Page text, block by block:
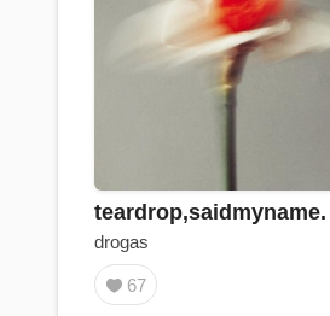
teardrop,saidmyname.
drogas
67